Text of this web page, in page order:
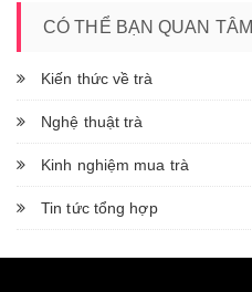
CÓ THỂ BẠN QUAN TÂM
Kiến thức về trà
Nghệ thuật trà
Kinh nghiệm mua trà
Tin tức tổng hợp